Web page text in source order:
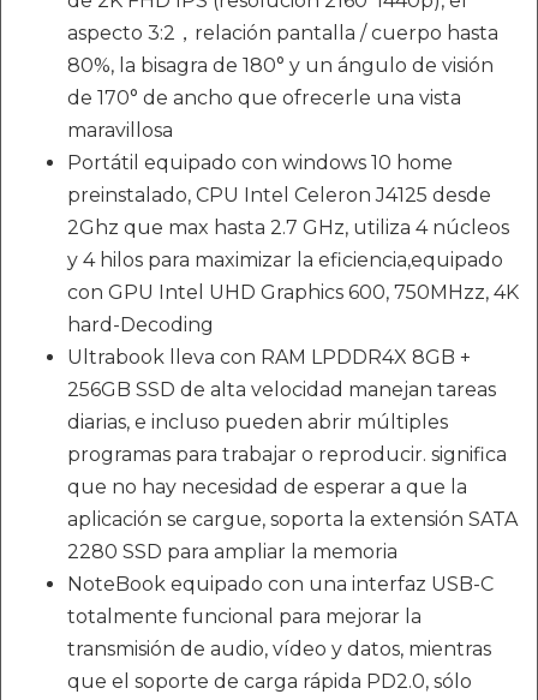
aspecto 3:2，relación pantalla / cuerpo hasta
80%, la bisagra de 180° y un ángulo de visión
de 170° de ancho que ofrecerle una vista
maravillosa
Portátil equipado con windows 10 home
preinstalado, CPU Intel Celeron J4125 desde
2Ghz que max hasta 2.7 GHz, utiliza 4 núcleos
y 4 hilos para maximizar la eficiencia,equipado
con GPU Intel UHD Graphics 600, 750MHzz, 4K
hard-Decoding
Ultrabook lleva con RAM LPDDR4X 8GB +
256GB SSD de alta velocidad manejan tareas
diarias, e incluso pueden abrir múltiples
programas para trabajar o reproducir. significa
que no hay necesidad de esperar a que la
aplicación se cargue, soporta la extensión SATA
2280 SSD para ampliar la memoria
NoteBook equipado con una interfaz USB-C
totalmente funcional para mejorar la
transmisión de audio, vídeo y datos, mientras
que el soporte de carga rápida PD2.0, sólo